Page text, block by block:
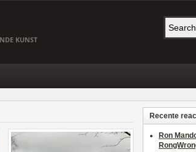
KUNST
Recente
Ron